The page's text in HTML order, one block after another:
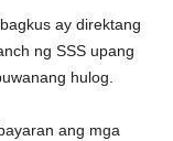
ay direktang
ng SSS upang
hulog.
ang mga